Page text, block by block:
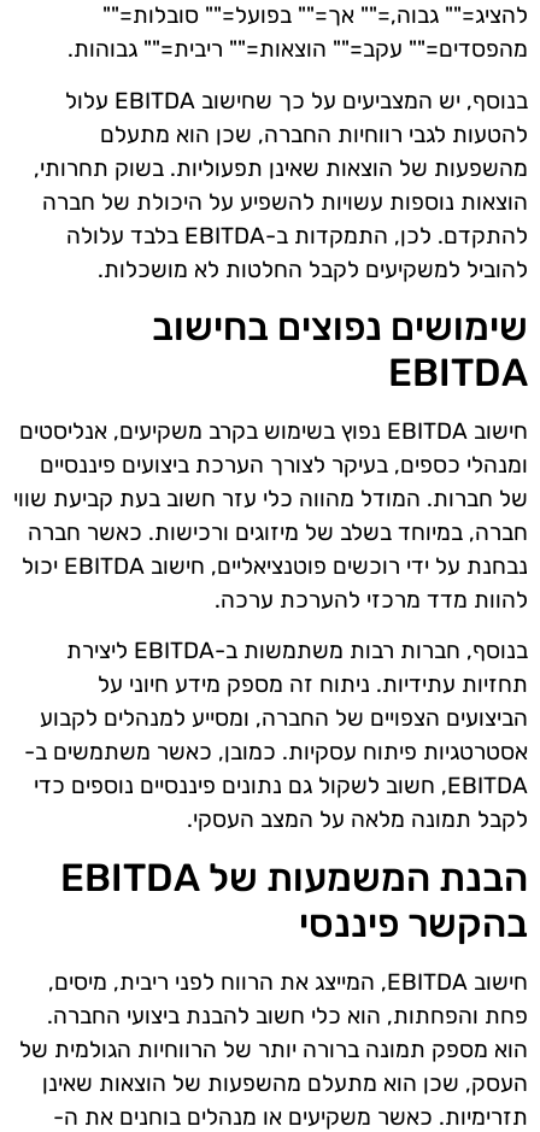
להציג="" גבוה,="" אך="" בפועל="" סובלות=""
מהפסדים="" עקב="" הוצאות="" ריבית="" גבוהות.
בנוסף, יש המצביעים על כך שחישוב EBITDA עלול
להטעות לגבי רווחיות החברה, שכן הוא מתעלם
מהשפעות של הוצאות שאינן תפעוליות. בשוק תחרותי,
הוצאות נוספות עשויות להשפיע על היכולת של חברה
להתקדם. לכן, התמקדות ב-EBITDA בלבד עלולה
להוביל למשקיעים לקבל החלטות לא מושכלות.
שימושים נפוצים בחישוב
EBITDA
חישוב EBITDA נפוץ בשימוש בקרב משקיעים, אנליסטים
ומנהלי כספים, בעיקר לצורך הערכת ביצועים פיננסיים
של חברות. המודל מהווה כלי עזר חשוב בעת קביעת שווי
חברה, במיוחד בשלב של מיזוגים ורכישות. כאשר חברה
נבחנת על ידי רוכשים פוטנציאליים, חישוב EBITDA יכול
להוות מדד מרכזי להערכת ערכה.
בנוסף, חברות רבות משתמשות ב-EBITDA ליצירת
תחזיות עתידיות. ניתוח זה מספק מידע חיוני על
הביצועים הצפויים של החברה, ומסייע למנהלים לקבוע
אסטרטגיות פיתוח עסקיות. כמובן, כאשר משתמשים ב-
EBITDA, חשוב לשקול גם נתונים פיננסיים נוספים כדי
לקבל תמונה מלאה על המצב העסקי.
הבנת המשמעות של EBITDA
בהקשר פיננסי
חישוב EBITDA, המייצג את הרווח לפני ריבית, מיסים,
פחת והפחתות, הוא כלי חשוב להבנת ביצועי החברה.
הוא מספק תמונה ברורה יותר של הרווחיות הגולמית של
העסק, שכן הוא מתעלם מהשפעות של הוצאות שאינן
תזרימיות. כאשר משקיעים או מנהלים בוחנים את ה-